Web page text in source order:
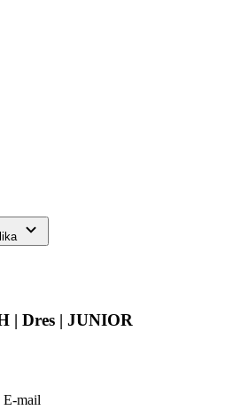
| Dres | JUNIOR
E-mail